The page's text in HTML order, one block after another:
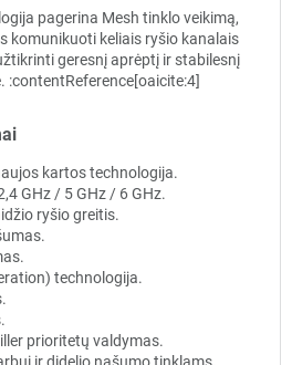
pagerina Mesh tinklo veikimą,
komunikuoti keliais ryšio kanalais
geresnį aprėptį ir stabilesnį
:contentReference[oaicite:4]
kartos technologija.
GHz / 5 GHz / 6 GHz.
ryšio greitis.
technologija.
prioritetų valdymas.